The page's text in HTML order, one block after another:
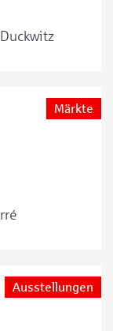
Märkte
Ausstellungen